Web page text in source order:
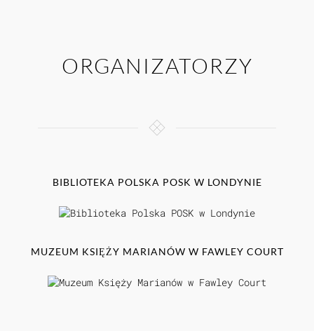
ORGANIZATORZY
BIBLIOTEKA POLSKA POSK W LONDYNIE
MUZEUM KSIĘŻY MARIANÓW W FAWLEY COURT